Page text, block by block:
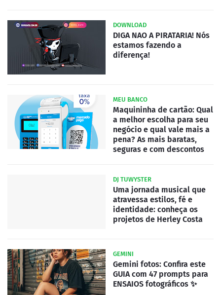
DOWNLOAD
DIGA NAO A PIRATARIA! Nós
estamos fazendo a
diferença!
MEU BANCO
Maquininha de cartão: Qual
a melhor escolha para seu
negócio e qual vale mais a
pena? As mais baratas,
seguras e com descontos
DJ TUWYSTER
Uma jornada musical que
atravessa estilos, fé e
identidade: conheça os
projetos de Herley Costa
GEMINI
Gemini fotos: Confira este
GUIA com 47 prompts para
ENSAIOS fotográficos ✨